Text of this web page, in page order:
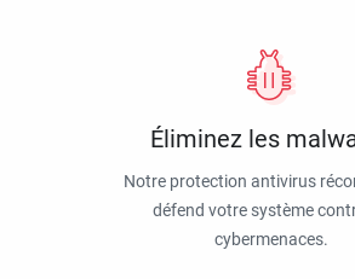
Éliminez les
Notre protection antivirus
défend votre système
cybermenaces.